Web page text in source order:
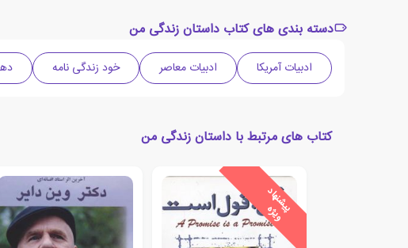
دسته بندی های کتاب داستان زندگی من
ادبیات آمریکا ادبیات معاصر خود زندگی نامه دهه
کتاب های مرتبط با داستان زندگی من
پ
ی
ش
ن
ه
ا
د
و
ی
ژ
ه